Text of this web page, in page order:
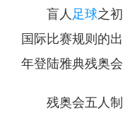
盲人 足球之
国际比赛规则的
年登陆雅典残奥
残奥会五人